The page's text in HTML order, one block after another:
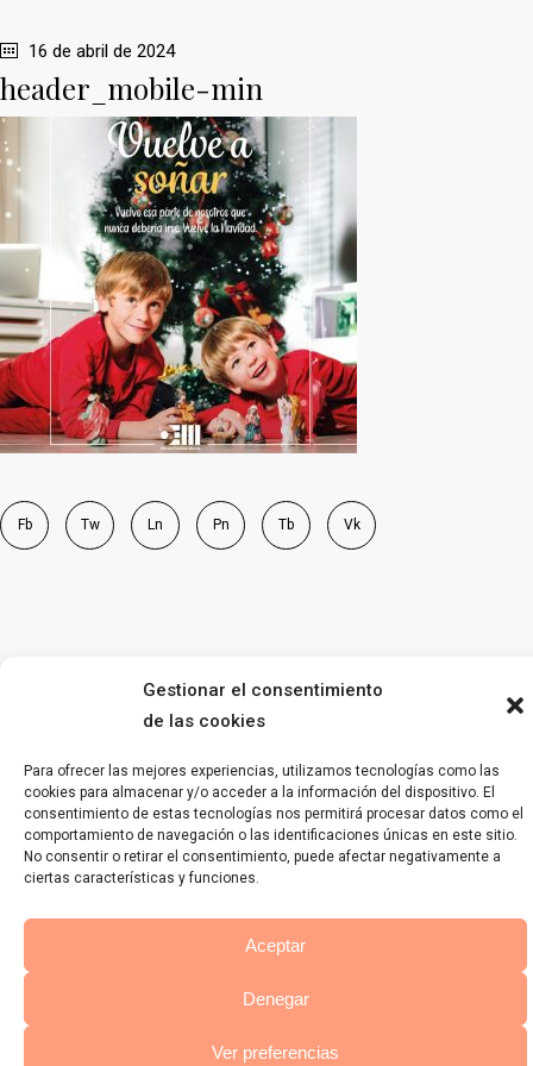
Gestionar el consentimiento
de las cookies
Para ofrecer las mejores experiencias, utilizamos tecnologías como las
cookies para almacenar y/o acceder a la información del dispositivo. El
consentimiento de estas tecnologías nos permitirá procesar datos como el
comportamiento de navegación o las identificaciones únicas en este sitio.
No consentir o retirar el consentimiento, puede afectar negativamente a
ciertas características y funciones.
Aceptar
Denegar
Ver preferencias
16 de abril de 2024
header_mobile-min
Fb Tw Ln Pn Tb Vk